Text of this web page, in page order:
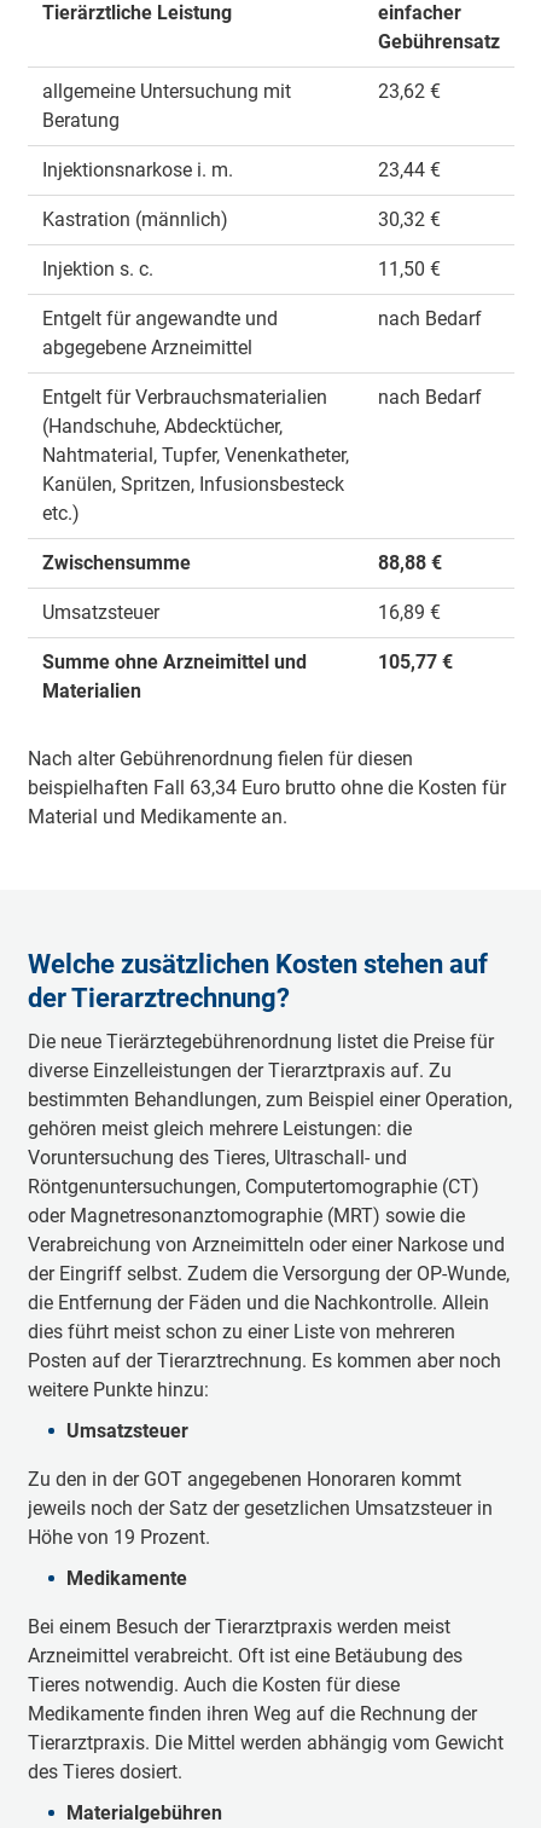
Tierärztliche Leistung
einfacher
Gebührensatz
allgemeine Untersuchung mit
Beratung
23,62 €
Injektionsnarkose i. m. 23,44 €
Kastration (männlich) 30,32 €
Injektion s. c. 11,50 €
Entgelt für angewandte und
abgegebene Arzneimittel
nach Bedarf
Entgelt für Verbrauchsmaterialien
(Handschuhe, Abdecktücher,
Nahtmaterial, Tupfer, Venenkatheter,
Kanülen, Spritzen, Infusionsbesteck
etc.)
nach Bedarf
Zwischensumme 88,88 €
Umsatzsteuer 16,89 €
Summe ohne Arzneimittel und
Materialien
105,77 €
Nach alter Gebührenordnung fielen für diesen
beispielhaften Fall 63,34 Euro brutto ohne die Kosten für
Material und Medikamente an.
Welche zusätzlichen Kosten stehen auf
der Tierarztrechnung?
Die neue Tierärztegebührenordnung listet die Preise für
diverse Einzelleistungen der Tierarztpraxis auf. Zu
bestimmten Behandlungen, zum Beispiel einer Operation,
gehören meist gleich mehrere Leistungen: die
Voruntersuchung des Tieres, Ultraschall- und
Röntgenuntersuchungen, Computertomographie (CT)
oder Magnetresonanztomographie (MRT) sowie die
Verabreichung von Arzneimitteln oder einer Narkose und
der Eingriff selbst. Zudem die Versorgung der OP-Wunde,
die Entfernung der Fäden und die Nachkontrolle. Allein
dies führt meist schon zu einer Liste von mehreren
Posten auf der Tierarztrechnung. Es kommen aber noch
weitere Punkte hinzu:
Umsatzsteuer
Zu den in der GOT angegebenen Honoraren kommt
jeweils noch der Satz der gesetzlichen Umsatzsteuer in
Höhe von 19 Prozent.
Medikamente
Bei einem Besuch der Tierarztpraxis werden meist
Arzneimittel verabreicht. Oft ist eine Betäubung des
Tieres notwendig. Auch die Kosten für diese
Medikamente finden ihren Weg auf die Rechnung der
Tierarztpraxis. Die Mittel werden abhängig vom Gewicht
des Tieres dosiert.
Materialgebühren